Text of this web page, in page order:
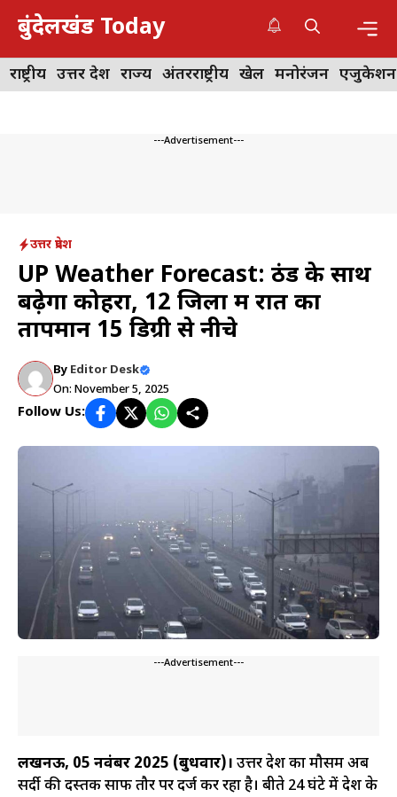
Skip
content
बुंदेलखंड Today
राष्ट्रीय उत्तर प्रदेश राज्य अंतरराष्ट्रीय खेल मनोरंजन एजुकेशन
---Advertisement---
उत्तर प्रदेश
UP Weather Forecast: ठंड के साथ
बढ़ेगा कोहरा, 12 जिलों में रात का
तापमान 15 डिग्री से नीचे
By Editor Desk
On: November 5, 2025
Follow Us:
---Advertisement---
लखनऊ, 05 नवंबर 2025 (बुधवार)। उत्तर प्रदेश का मौसम अब
सर्दी की दस्तक साफ तौर पर दर्ज कर रहा है। बीते 24 घंटे में प्रदेश के